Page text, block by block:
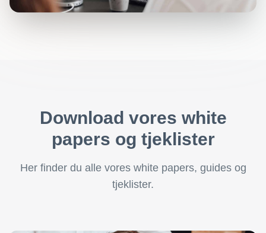
Download vores white
papers og tjeklister
Her finder du alle vores white papers, guides og
tjeklister.